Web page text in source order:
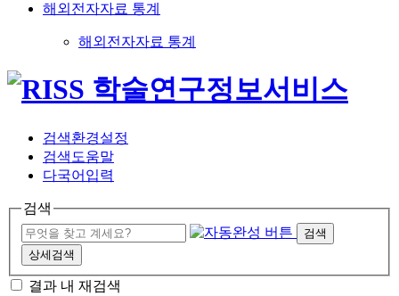
해외전자자료 통계
해외전자자료 통계
검색환경설정
검색도움말
다국어입력
검색
검색
상세검색
결과 내 재검색